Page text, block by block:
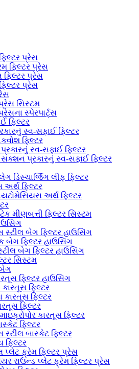
પ્રેસ
ફિલ્ટર પ્રેસ
ફિલ્ટર પ્રેસ
પ્રેસ
સિસ્ટમ
સ્પેરપાર્ટ્સ
ફિલ્ટર
સ્વ-સફાઈ ફિલ્ટર
ફિલ્ટર
સ્વ-સફાઈ ફિલ્ટર
સક્શન પ્રકારનું સ્વ-સફાઈ ફિલ્ટર
ડિસ્ચાર્જિંગ લીફ ફિલ્ટર
અર્થ ફિલ્ટર
અર્થ ફિલ્ટર
મીણબત્તી ફિલ્ટર સિસ્ટમ
સ્ટીલ બેગ ફિલ્ટર હાઉસિંગ
બેગ ફિલ્ટર હાઉસિંગ
બેગ ફિલ્ટર હાઉસિંગ
સિસ્ટમ
બેગ
ફિલ્ટર હાઉસિંગ
કારતૂસ ફિલ્ટર
કારતૂસ ફિલ્ટર
ફિલ્ટર
માઇક્રોપોર કારતૂસ ફિલ્ટર
ફિલ્ટર
બાસ્કેટ ફિલ્ટર
ફિલ્ટર
પ્લેટ ફ્રેમ ફિલ્ટર પ્રેસ
રાઉન્ડ પ્લેટ ફ્રેમ ફિલ્ટર પ્રેસ